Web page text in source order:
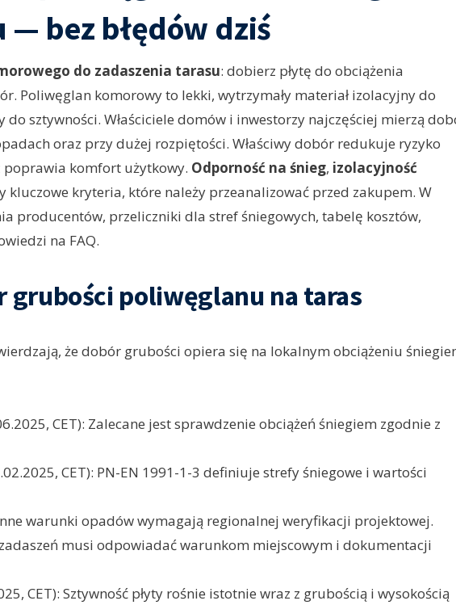
— bez błędów dziś
do zadaszenia tarasu: dobierz płytę do obciążenia
Poliwęglan komorowy to lekki, wytrzymały materiał izolacyjny do
sztywności. Właściciele domów i inwestorzy najczęściej mierzą
oraz przy dużej rozpiętości. Właściwy dobór redukuje ryzyko
poprawia komfort użytkowy. Odporność na śnieg, izolacyjność
kluczowe kryteria, które należy przeanalizować przed zakupem. W
producentów, przeliczniki dla stref śniegowych, tabelę kosztów,
na FAQ.
grubości poliwęglanu na taras
że dobór grubości opiera się na lokalnym obciążeniu
CET): Zalecane jest sprawdzenie obciążeń śniegiem zgodnie z
CET): PN-EN 1991-1-3 definiuje strefy śniegowe i wartości
warunki opadów wymagają regionalnej weryfikacji projektowej.
zadaszeń musi odpowiadać warunkom miejscowym i dokumentacji
CET): Sztywność płyty rośnie istotnie wraz z grubością i wysokością